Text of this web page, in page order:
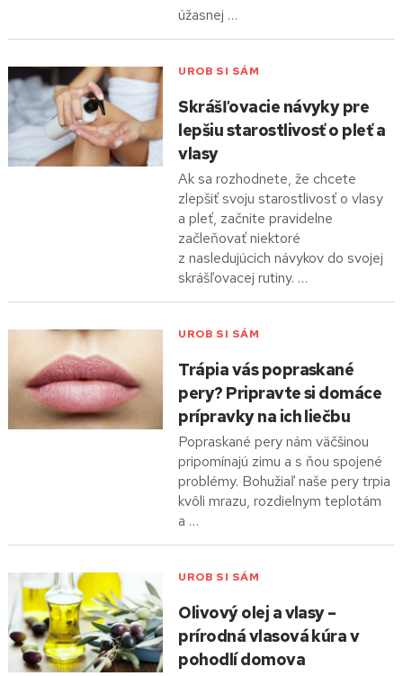
úžasnej …
UROB SI SÁM
Skrášľovacie návyky pre
lepšiu starostlivosť o pleť a
vlasy
Ak sa rozhodnete, že chcete
zlepšiť svoju starostlivosť o vlasy
a pleť, začnite pravidelne
začleňovať niektoré
z nasledujúcich návykov do svojej
skrášľovacej rutiny. …
UROB SI SÁM
Trápia vás popraskané
pery? Pripravte si domáce
prípravky na ich liečbu
Popraskané pery nám väčšinou
pripomínajú zimu a s ňou spojené
problémy. Bohužiaľ naše pery trpia
kvôli mrazu, rozdielnym teplotám
a …
UROB SI SÁM
Olivový olej a vlasy –
prírodná vlasová kúra v
pohodlí domova